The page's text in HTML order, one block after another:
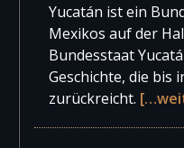
Yucatán ist ein
Mexikos auf der
Bundesstaat
Geschichte, die bis
zurückreicht.